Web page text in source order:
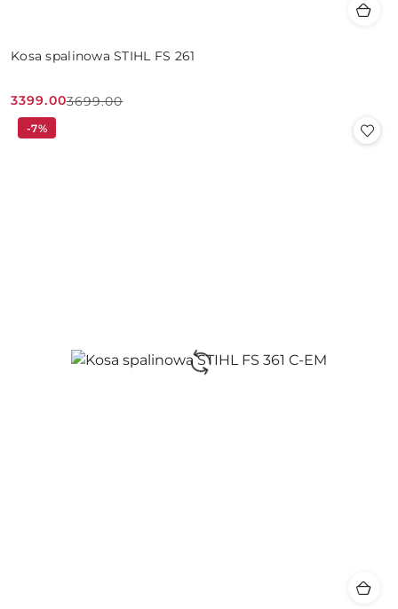
Kosa spalinowa STIHL FS 261
Cena
promocyjna:
3399.00
Cena
przed
3699.00
-7%